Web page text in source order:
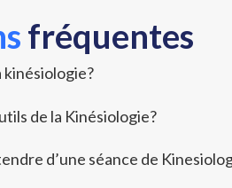
fréquentes
kinésiologie?
de la Kinésiologie?
d’une séance de